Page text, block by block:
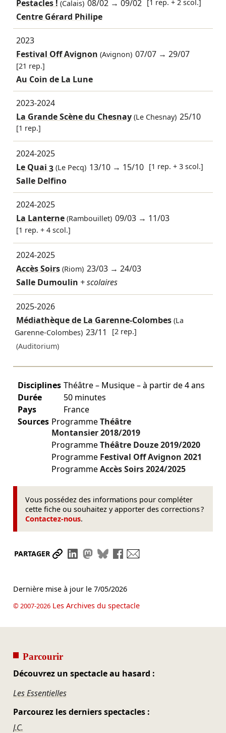
Pestacles ! (Calais) 08/02 →09/02 [1 rep. + 2 scol.]
Centre Gérard Philipe
2023
Festival Off Avignon (Avignon) 07/07 →29/07
[21 rep.]
Au Coin de La Lune
2023-2024
La Grande Scène du Chesnay(Le Chesnay) 25/10
[1 rep.]
2024-2025
Le Quai 3(Le Pecq) 13/10 → 15/10 [1 rep. + 3 scol.]
Salle Delfino
2024-2025
La Lanterne(Rambouillet) 09/03 → 11/03
[1 rep. + 4 scol.]
2024-2025
Accès Soirs(Riom) 23/03 →24/03
Salle Dumoulin + scolaires
2025-2026
Médiathèque de La Garenne-Colombes(La
Garenne-Colombes) 23/11
[2 rep.]
(Auditorium)
Disciplines Théâtre – Musique – à partir de 4 ans
Durée
50 minutes
Pays
France
Sources ProgrammeThéâtre
Montansier2018/2019
ProgrammeThéâtre Douze2019/2020
Programme Festival Off Avignon 2021
ProgrammeAccès Soirs2024/2025
Vous possédez des informations pour compléter
cette fiche ou souhaitez y apporter des corrections ?
Contactez-nous.
PARTAGER Partager le lien
Partager sur LinkedIn
Partager sur Mastodon
Partager sur Bluesky
Partager sur Facebook
Dernière mise à jour le 7/05/2026
© 2007-2026Les Archives du spectacle
Parcourir
Découvrez un spectacle au hasard :
Les Essentielles
Parcourez les derniers spectacles :
J.C.